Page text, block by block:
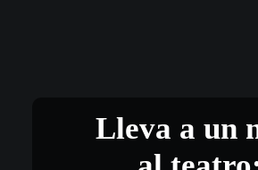
Lleva a un